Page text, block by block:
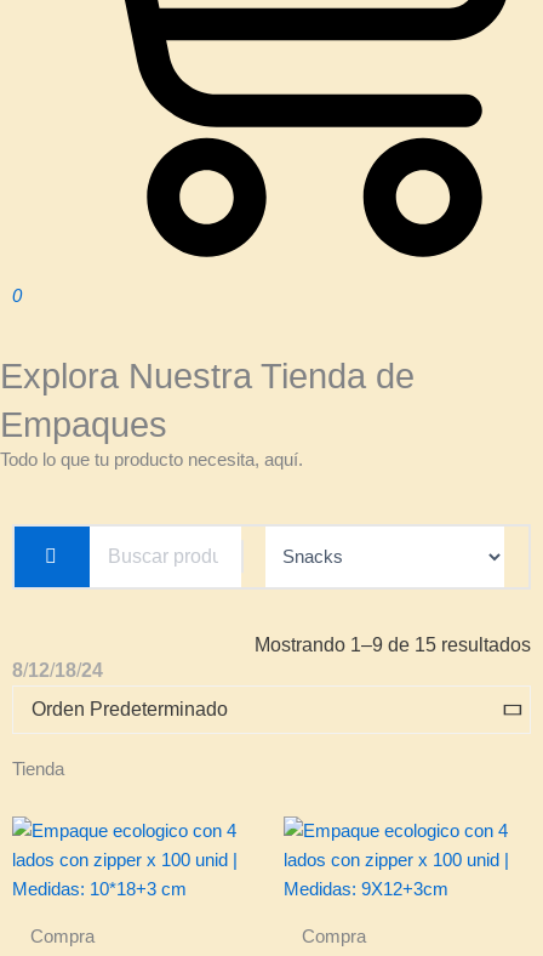
0
Explora Nuestra Tienda de
Empaques
Todo lo que tu producto necesita, aquí.
Mostrando 1–9 de 15 resultados
8 12 18 24
Tienda
Compra
Compra